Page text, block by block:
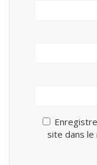
site dans le